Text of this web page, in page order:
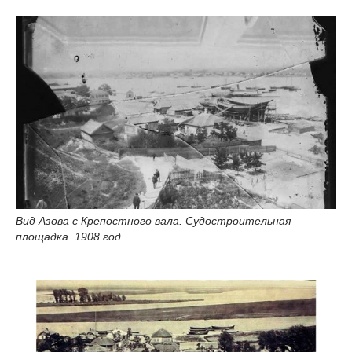
Вид Азова с Крепостного вала. Судостроительная
площадка. 1908 год